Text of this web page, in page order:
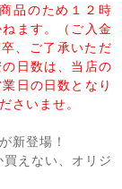
品のため１２時
ます。（ご入金
、ご了承いただ
日数は、当店の
日の日数となり
さいませ。
新登場！
えない、オリジ